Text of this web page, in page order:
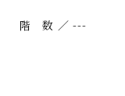
階 数 ／ ---